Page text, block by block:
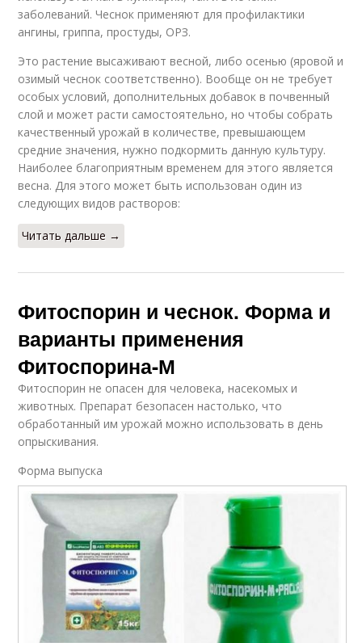
заболеваний. Чеснок применяют для профилактики
ангины, гриппа, простуды, ОРЗ.
Это растение высаживают весной, либо осенью (яровой и
озимый чеснок соответственно). Вообще он не требует
особых условий, дополнительных добавок в почвенный
слой и может расти самостоятельно, но чтобы собрать
качественный урожай в количестве, превышающем
средние значения, нужно подкормить данную культуру.
Наиболее благоприятным временем для этого является
весна. Для этого может быть использован один из
следующих видов растворов:
Читать дальше →
Фитоспорин и чеснок. Форма и
варианты применения
Фитоспорина-М
Фитоспорин не опасен для человека, насекомых и
животных. Препарат безопасен настолько, что
обработанный им урожай можно использовать в день
опрыскивания.
Форма выпуска